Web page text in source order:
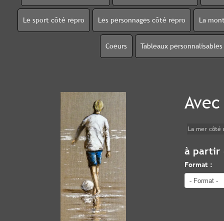
Le sport côté repro Les personnages côté repro La
Coeurs Tableaux personnalisables
La mer côté
à partir
Format :